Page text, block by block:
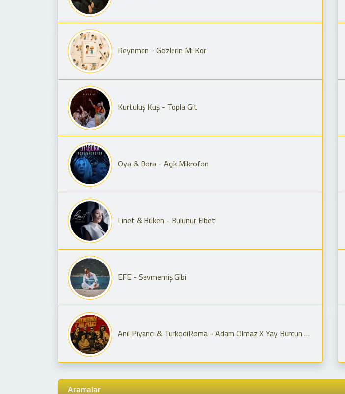
Reynmen - Gözlerin Mi Kör
Kurtuluş Kuş - Topla Git
Oya & Bora - Açık Mikrofon
Linet & Büken - Bulunur Elbet
EFE - Sevmemiş Gibi
Anıl Piyancı & TurkodiRoma - Adam Olmaz X Yay Burcun Seni Geriyor
Aramalar